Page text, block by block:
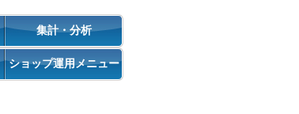
集計・分析
ショップ運用メニュー